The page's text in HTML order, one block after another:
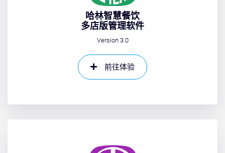
哈林智慧餐饮
多店版管理软件
Version 3.0
前往体验